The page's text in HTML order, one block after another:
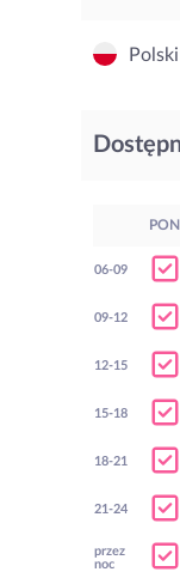
PON
06-09
09-12
12-15
15-18
18-21
21-24
przez
noc